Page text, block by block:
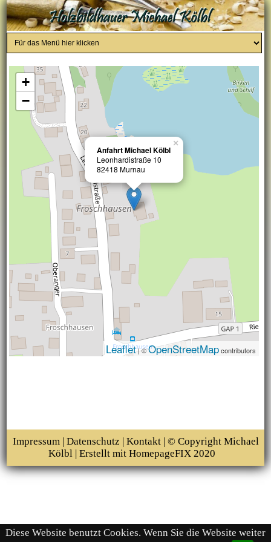
Diese Website benutzt Cookies. Wenn Sie die Website weiter
Anfahrt Michael Kölbl
Leonhardistraße 10
82418 Murnau
×
+
−
Leaflet| ©OpenStreetMapcontributors
Impressum | Datenschutz | Kontakt| © Copyright Michael
Kölbl | Erstellt mit HomepageFIX 2020